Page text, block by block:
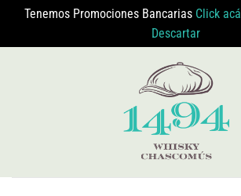
Tenemos Promociones Bancarias Click acá
Descartar